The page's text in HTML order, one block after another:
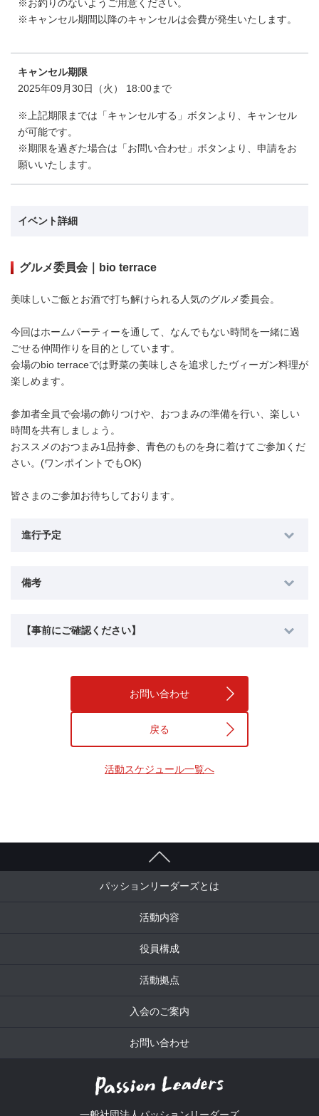
※お釣りのないようご用意ください。
※キャンセル期間以降のキャンセルは会費が発生いたします。
キャンセル期限
2025年09月30日（火） 18:00まで
※上記期限までは「キャンセルする」ボタンより、キャンセル
が可能です。
※期限を過ぎた場合は「お問い合わせ」ボタンより、申請をお
願いいたします。
イベント詳細
グルメ委員会｜bio terrace
美味しいご飯とお酒で打ち解けられる人気のグルメ委員会。
今回はホームパーティーを通して、なんでもない時間を一緒に過
ごせる仲間作りを目的としています。
会場のbio terraceでは野菜の美味しさを追求したヴィーガン料理が
楽しめます。
参加者全員で会場の飾りつけや、おつまみの準備を行い、楽しい
時間を共有しましょう。
おススメのおつまみ1品持参、青色のものを身に着けてご参加くだ
さい。(ワンポイントでもOK)
皆さまのご参加お待ちしております。
進行予定
備考
【事前にご確認ください】
お問い合わせ
戻る
活動スケジュール一覧へ
パッションリーダーズとは
活動内容
役員構成
活動拠点
入会のご案内
お問い合わせ